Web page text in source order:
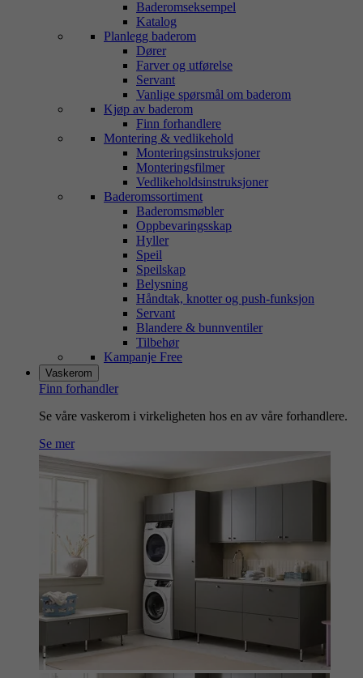
Baderomseksempel
Katalog
Planlegg baderom
Dører
Farver og utførelse
Servant
Vanlige spørsmål om baderom
Kjøp av baderom
Finn forhandlere
Montering & vedlikehold
Monteringsinstruksjoner
Monteringsfilmer
Vedlikeholdsinstruksjoner
Baderomssortiment
Baderomsmøbler
Oppbevaringsskap
Hyller
Speil
Speilskap
Belysning
Håndtak, knotter og push-funksjon
Servant
Blandere & bunnventiler
Tilbehør
Kampanje Free
Vaskerom
Finn forhandler
Se våre vaskerom i virkeligheten hos en av våre forhandlere.
Se mer